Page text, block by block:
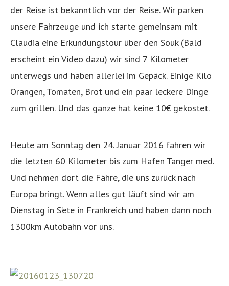
der Reise ist bekanntlich vor der Reise. Wir parken
unsere Fahrzeuge und ich starte gemeinsam mit
Claudia eine Erkundungstour über den Souk (Bald
erscheint ein Video dazu) wir sind 7 Kilometer
unterwegs und haben allerlei im Gepäck. Einige Kilo
Orangen, Tomaten, Brot und ein paar leckere Dinge
zum grillen. Und das ganze hat keine 10€ gekostet.
Heute am Sonntag den 24. Januar 2016 fahren wir
die letzten 60 Kilometer bis zum Hafen Tanger med.
Und nehmen dort die Fähre, die uns zurück nach
Europa bringt. Wenn alles gut läuft sind wir am
Dienstag in S’ete in Frankreich und haben dann noch
1300km Autobahn vor uns.